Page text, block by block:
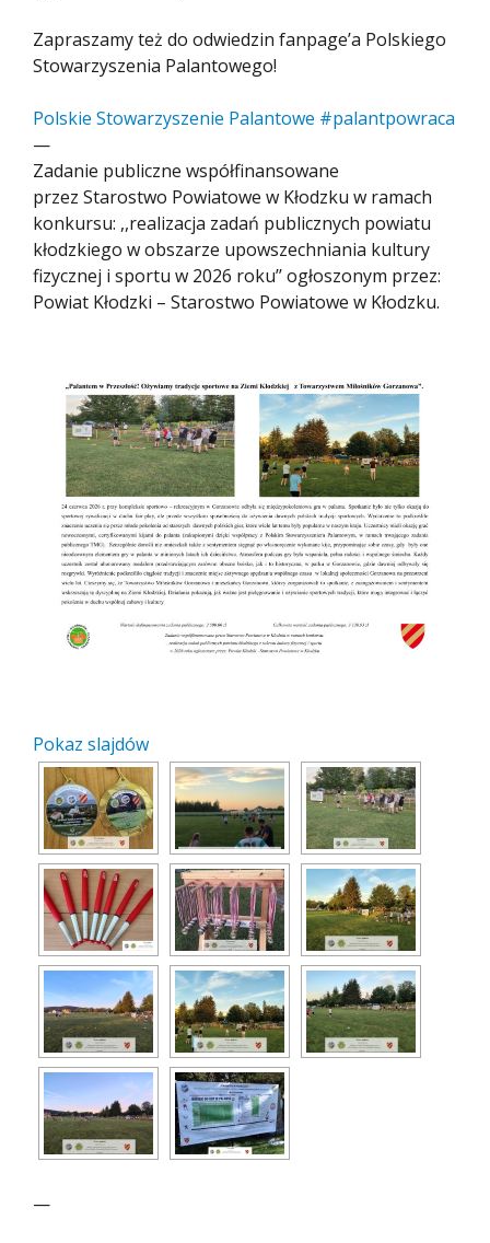
Zapraszamy też do odwiedzin fanpage’a Polskiego
Stowarzyszenia Palantowego!
Polskie Stowarzyszenie Palantowe #palantpowraca
—
Zadanie publiczne współfinansowane
przez Starostwo Powiatowe w Kłodzku w ramach
konkursu: ,,realizacja zadań publicznych powiatu
kłodzkiego w obszarze upowszechniania kultury
fizycznej i sportu w 2026 roku’’ ogłoszonym przez:
Powiat Kłodzki – Starostwo Powiatowe w Kłodzku.
Pokaz slajdów
—